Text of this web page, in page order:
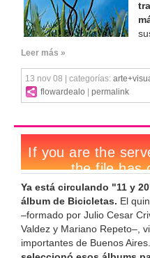
Leer más »
13 nov 08 | categorías:
flowardealo
permalink
Ya está circulando "11 y
álbum de Bicicletas. El
–formado por Julio Cesar
Valdez y Mariano Repeto–,
importantes de Buenos